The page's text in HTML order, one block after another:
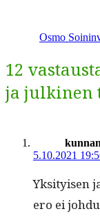
Osmo
12
ja julkinen
5.10.2021
Yksi­tyisen
ero ei